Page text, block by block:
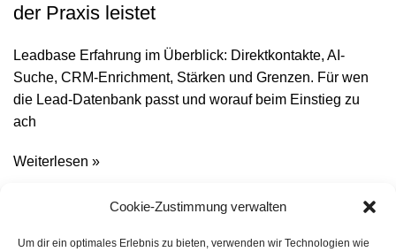
Cookie-Zustimmung verwalten
Um dir ein optimales Erlebnis zu bieten, verwenden wir Technologien wie
der Praxis leistet
Leadbase Erfahrung im Überblick: Direktkontakte, AI-
Suche, CRM-Enrichment, Stärken und Grenzen. Für wen
die Lead-Datenbank passt und worauf beim Einstieg zu
ach
Weiterlesen »
Familie im Netz: Wie Webdesign Familien
stärkt